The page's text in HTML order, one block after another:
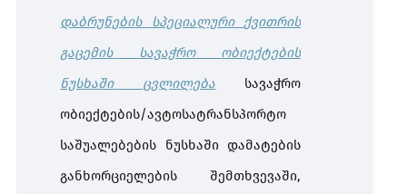
დაბრუნების
სპეციალური
ქვითრის
გაცემის
სავაჭრო
ობიექტების
ნუსხაში
ცვლილება
სავაჭრო
ობიექტების/ავტოსატრანსპორტო
საშუალებების
ნუსხაში დამატების
განხორციელების
შემთხვევაში,